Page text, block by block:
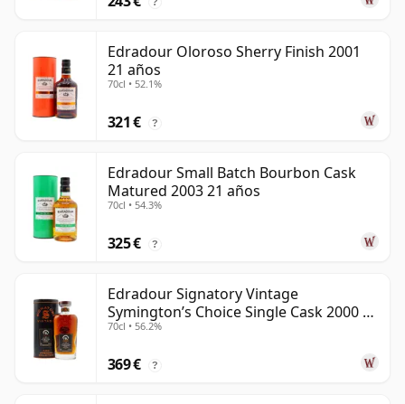
Edradour Oloroso Sherry Finish 2001
21 años
70cl • 52.1%
321 € ?
Edradour Small Batch Bourbon Cask
Matured 2003 21 años
70cl • 54.3%
325 € ?
Edradour Signatory Vintage
Symington’s Choice Single Cask 2000 23
años
70cl • 56.2%
369 € ?